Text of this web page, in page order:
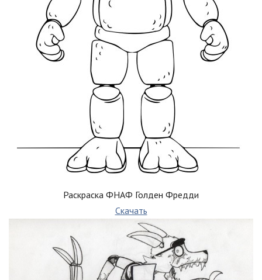
Раскраска ФНАФ Голден Фредди
Скачать